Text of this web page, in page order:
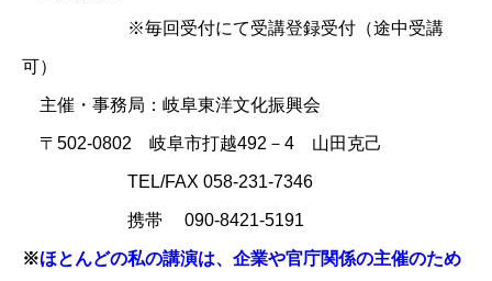
※毎回受付にて受講登録受付（途中受講
可）
主催・事務局： 岐阜東洋文化振興会
〒502-0802 岐阜市打越492－4 山田克己
TEL/FAX 058-231-7346
携帯 090-8421-5191
※ほとんどの私の講演は、企業や官庁関係の主催のため